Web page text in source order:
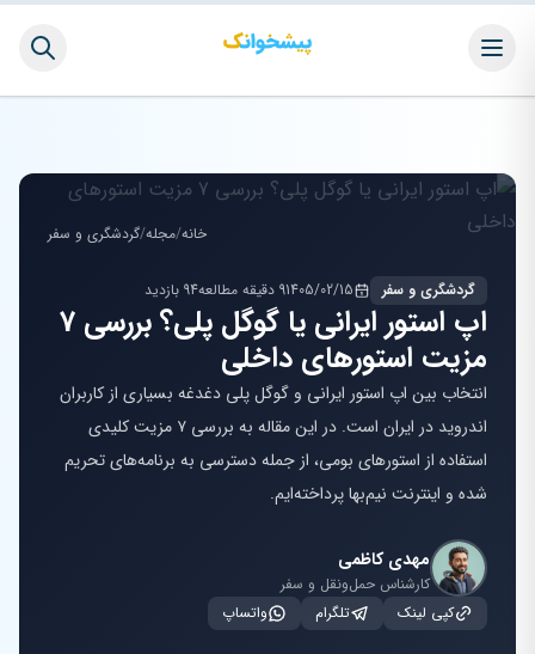
خانه/مجله/گردشگری و سفر
گردشگری و سفر 1405/02/159 دقیقه مطالعه 94 بازدید
اپ استور ایرانی یا گوگل پلی؟ بررسی 7
مزیت استورهای داخلی
انتخاب بین اپ استور ایرانی و گوگل پلی دغدغه بسیاری از کاربران
اندروید در ایران است. در این مقاله به بررسی ۷ مزیت کلیدی
استفاده از استورهای بومی، از جمله دسترسی به برنامه‌های تحریم
شده و اینترنت نیم‌بها پرداخته‌ایم.
مهدی کاظمی
کارشناس حمل‌ونقل و سفر
کپی لینک
تلگرام واتساپ